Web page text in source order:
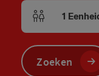
Aantal 1
Zoeken